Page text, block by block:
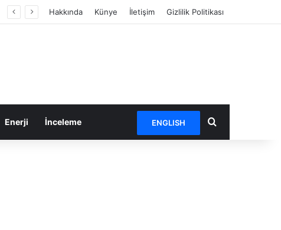
Hakkında Künye İletişim Gizlilik Politikası
Enerji İnceleme ENGLISH Arama yap ...